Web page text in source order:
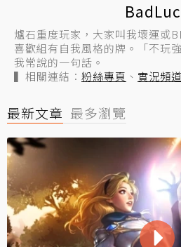
爐石重度玩家，大家叫我壞運或
喜歡組有自我風格的牌。「不玩
我常說的一句話。
▍相關連結： 粉絲專頁 、 實況頻道
最新文章 最多瀏覽